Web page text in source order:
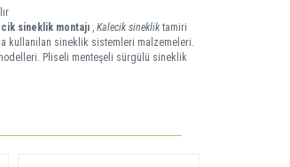
sineklik montajı , Kalecik sineklik tamiri
kullanılan sineklik sistemleri malzemeleri.
Pliseli menteşeli sürgülü sineklik